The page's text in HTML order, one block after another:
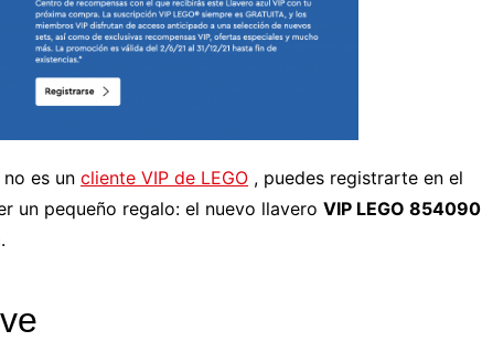
es un cliente VIP de LEGO , puedes registrarte en el
un pequeño regalo: el nuevo llavero VIP LEGO 854090